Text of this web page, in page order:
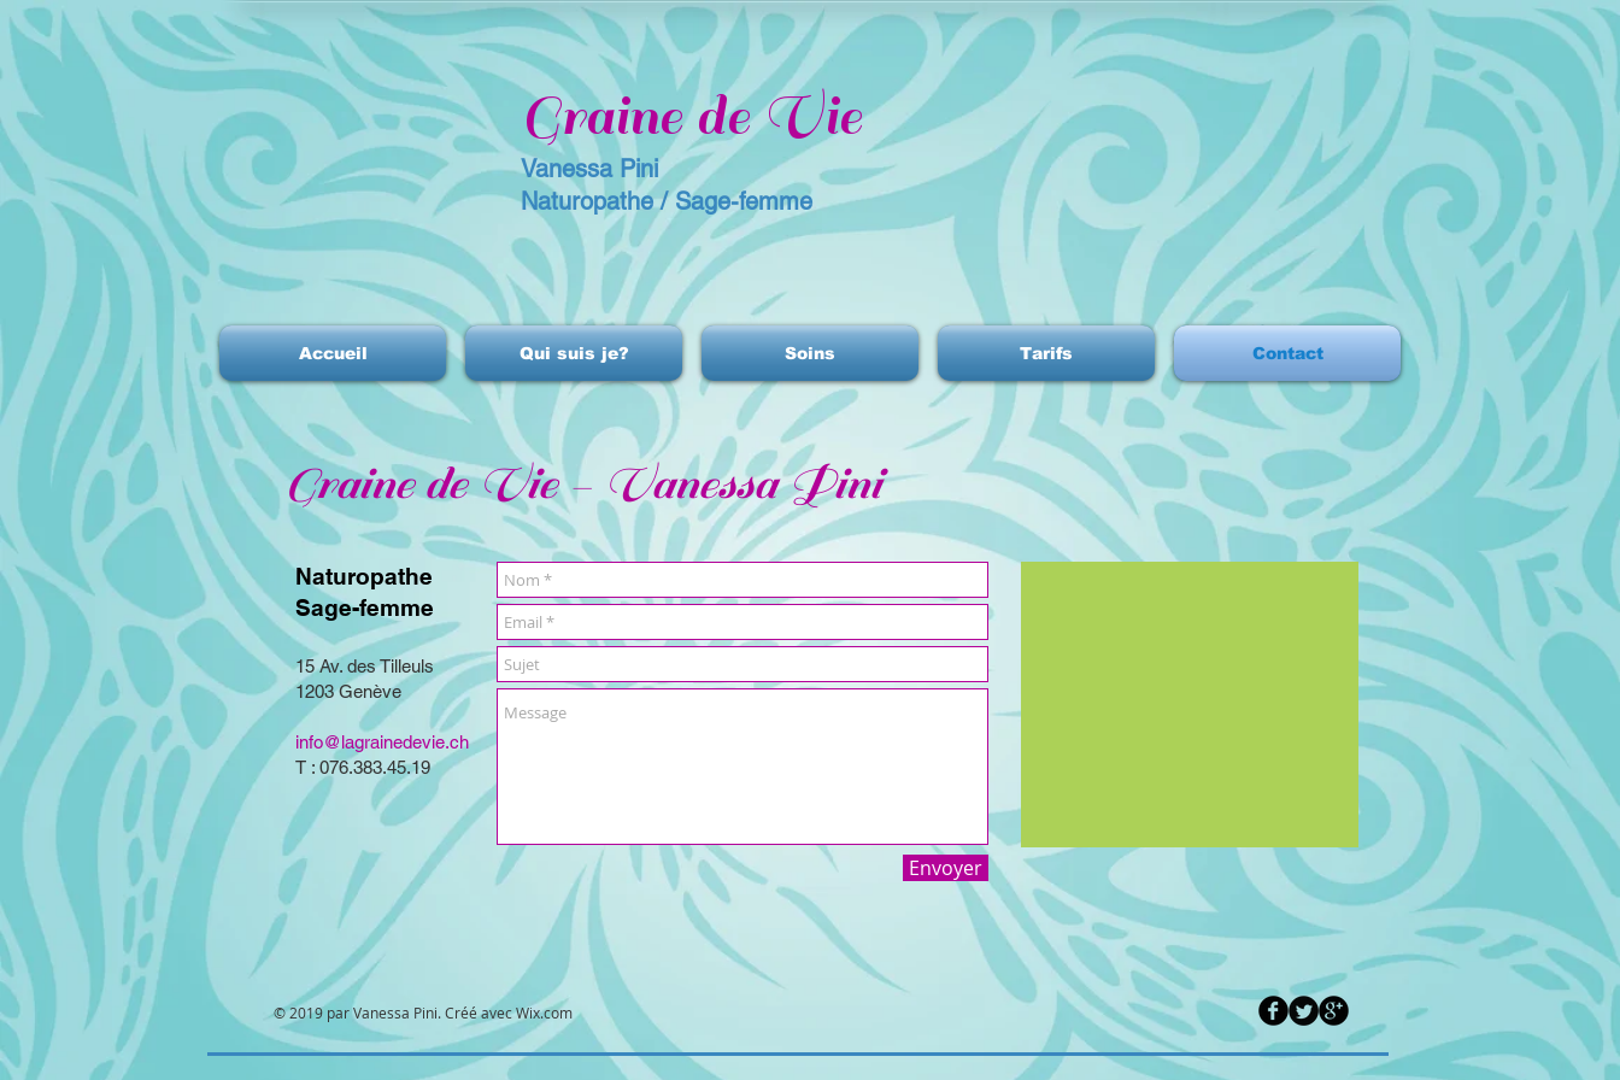
Graine de Vie
Vanessa Pini
Naturopathe / Sage-femme
Accueil Qui suis je? Soins Tarifs Contact
Graine de Vie - Vanessa Pini
Naturopathe
Sage-femme
15 Av. des Tilleuls
1203 Genève
info@lagrainedevie.ch
T : 076.383.45.19
Envoyer
© 2019 par Vanessa Pini. Créé avecWix.com